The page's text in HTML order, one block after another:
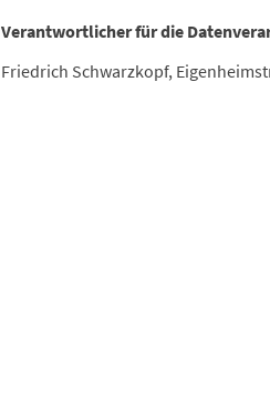
Verantwortlicher für die
Friedrich Schwarzkopf,